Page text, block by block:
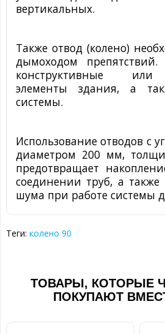
вертикальных.
Также отвод (колено)
дымоходом
конструктивные или
элементы здания, а
системы.
Использование отводов с
диаметром 200 мм,
предотвращает
соединении труб, а также
шума при работе системы
Теги: колено 90
ТОВАРЫ, КОТОРЫЕ
ПОКУПАЮТ